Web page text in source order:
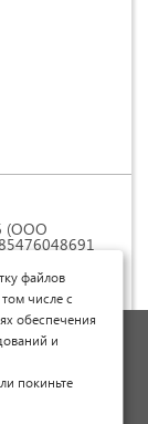
(ООО
файлов
числе с
обеспечения
и
покиньте